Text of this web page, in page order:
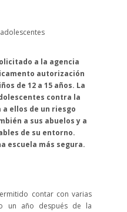
a la agencia
autorización
de 12 a 15 años. La
contra la
ellos de un riesgo
a sus abuelos y a
de su entorno.
escuela más segura.
contar con varias
un año después de la